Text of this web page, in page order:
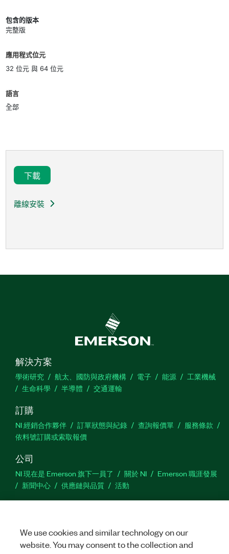
包含的版本
完整版
應用程式位元
32 位元 與 64 位元
語言
全部
下載
離線安裝
解決方案
學術研究 航太、國防與政府機構 電子 能源
工業機械
生命科學
半導體 交通運輸
訂購
NI 經銷合作夥伴 訂單狀態與紀錄 查詢報價單
服務條款
依料號訂購或索取報價
公司
NI 現在是 Emerson 旗下一員了 關於 NI
Emerson 職涯發展
新聞中心
供應鏈與品質 活動
站建議
We use cookies and similar technology on our
website. You may consent to the collection and